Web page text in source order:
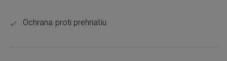
Ochrana proti prehriatiu